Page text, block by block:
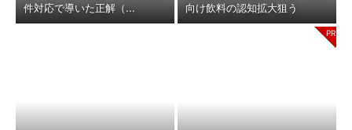
件対応で導いた正解（...
向け飲料の認知拡大狙う